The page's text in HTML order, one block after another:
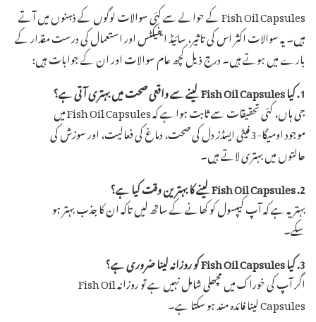
Fish Oil Capsules کے حوالے سے کئی سوالات لوگوں کے ذہنوں میں آتے
ہیں۔ یہ سوالات اکثر اس کی تاثیر، سائیڈ ایفیکٹس اور استعمال کی درست مقدار کے
بارے میں ہوتے ہیں۔ درج ذیل کچھ عام سوالات اور ان کے جوابات ہیں:
1. کیا Fish Oil Capsules لینے سے واقعی صحت میں بہتری آتی ہے؟
جی ہاں، کئی تحقیقات سے ثابت ہوا ہے کہ Fish Oil Capsules میں
موجود اومیگا-3 فیٹی ایسڈز دل کی صحت، دماغ کی فعالیت، اور سوزش کی
حالتوں میں بہتری لاتے ہیں۔
2. Fish Oil Capsules لینے کا بہترین وقت کیا ہے؟
بہتر یہ ہے کہ آپ کیپسول کو کھانے کے ساتھ لیں تاکہ ان کا جذب بہتر ہو
سکے۔
3. کیا Fish Oil Capsules کو روزانہ لینا ضروری ہے؟
اگر آپ کی خوراک میں مچھلی شامل نہیں ہے تو روزانہ Fish Oil
Capsules لینا فائدہ مند ہو سکتا ہے۔